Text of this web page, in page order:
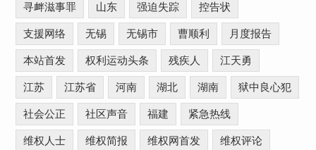
寻衅滋事罪 山东 强迫失踪 控告状
支援网络 无锡 无锡市 曹顺利 月度报告
本站首发 权利运动头条 残疾人 江天勇
江苏 江苏省 河南 湖北 湖南 狱中良心犯
社会公正 社区声音 福建 紧急热线
维权人士 维权简报 维权网首发 维权评论